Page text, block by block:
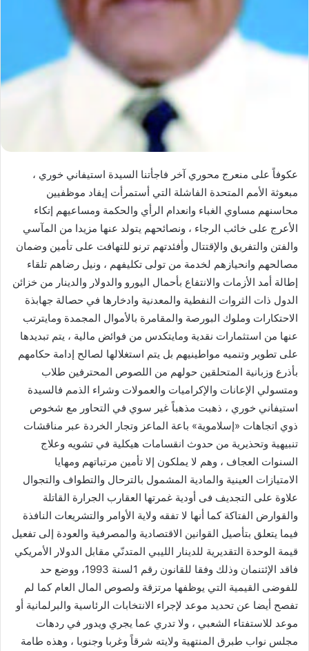
عكوفاً على منعرج محوري آخر فاجأتنا السيدة استيفاني خوري ،
مبعوثة الأمم المتحدة الفاشلة التي أستمرأت إيفاد موظفيين
محاسنهم مساوي الغباء وانعدام الرأي والحكمة ومساعيهم إتكاء
الأعرج على خائب الرجاء ، ونصائحهم يتولد عنها مزيدا من المآسي
والفتن والتفريق والإقتتال وأفئدتهم ترنو للتهافت على تأمين وضمان
مصالحهم وانحيازهم لخدمة من تولى تكليفهم ، ونيل رضاهم تلقاء
إطالة أمد الأزمات والانتفاع بأحمال اليورو والدولار والدينار من خزائن
الدول ذات الثروات النفطية والمعدنية وادخارها في حصالة جهابذة
الاحتكارات وملوك البورصة والمقامرة بالأموال المجمدة ومايترتب
عنها من استثمارات نقدية ومايتكدس من فوائض مالية ، يتم تبديدها
على تطوير وتنميه مواطينيهم بل يتم استغلالها لصالح إدامة حكامهم
بأذرع وزبانية المتحلقين حولهم من اللصوص المحترفين طلاب
ومتسولي الإعانات والإكراميات والعمولات وشراء الذمم فالسيدة
استيفاني خوري ، ذهبت مذهباً غير سوي في التحاور مع شخوص
ذوي اتجاهات «إسلاموية» باعة الماعز وتجار الخردة عبر مناقشات
تنبيهية وتحذيرية من حدوث انقسامات هيكلية في تشويه وعلاج
السنوات العجاف ، وهم لا يملكون إلا تأمين مرتباتهم ومهايا
الامتيازات العينية والمادية المشمول بالترحال والتطواف والتجوال
علاوة على التجديف فى أودية غمرتها العقارب الجرارة القاتلة
والقوارض الفتاكة كما أنها لا تفقه ولاية الأوامر والتشريعات النافذة
فيما يتعلق بتأصيل القوانين الاقتصادية والمصرفية والعودة إلى تفعيل
قيمة الوحدة التقديرية للدينار الليبي المتدنّي مقابل الدولار الأمريكي
فاقد الإئتنمان وذلك وفقا للقانون رقم 1لسنة 1993، ووضع حد
للفوضى القيمية التي يوظفها مرتزقة ولصوص المال العام كما لم
تفصح أيضا عن تحديد موعد لإجراء الانتخابات الرئاسية والبرلمانية أو
موعد للاستفتاء الشعبي ، ولا تدري عما يجري ويدور في ردهات
مجلس نواب طبرق المنتهية ولايته شرقاً وغربا وجنوبا ، وهذه طامة